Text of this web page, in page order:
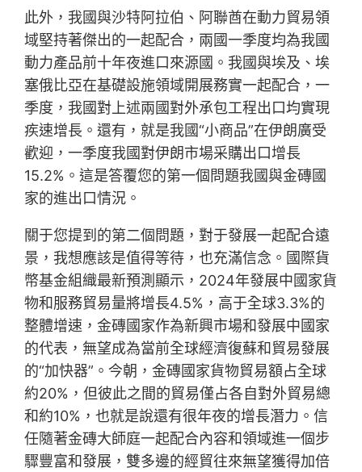
此外，我國與沙特阿拉伯、阿聯酋在動力貿易領
域堅持著傑出的一起配合，兩國一季度均為我國
動力產品前十年夜進口來源國。我國與埃及、埃
塞俄比亞在基礎設施領域開展務實一起配合，一
季度，我國對上述兩國對外承包工程出口均實現
疾速增長。還有，就是我國“小商品”在伊朗廣受
歡迎，一季度我國對伊朗市場采購出口增長
15.2%。這是答覆您的第一個問題我國與金磚國
家的進出口情況。
關于您提到的第二個問題，對于發展一起配合遠
景，我想應該是值得等待，也充滿信念。國際貨
幣基金組織最新預測顯示，2024年發展中國家貨
物和服務貿易量將增長4.5%，高于全球3.3%的
整體增速，金磚國家作為新興市場和發展中國家
的代表，無望成為當前全球經濟復蘇和貿易發展
的“加快器”。今朝，金磚國家貨物貿易額占全球
約20%，但彼此之間的貿易僅占各自對外貿易總
和約10%，也就是說還有很年夜的增長潛力。信
任隨著金磚大師庭一起配合內容和領域進一個步
驟豐富和發展，雙多邊的經貿往來無望獲得加倍